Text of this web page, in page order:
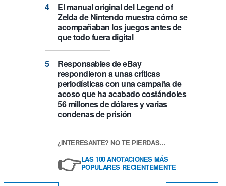
El manual original del Legend of
Zelda de Nintendo muestra cómo se
acompañaban los juegos antes de
que todo fuera digital
Responsables de eBay
respondieron a unas críticas
periodísticas con una campaña de
acoso que ha acabado costándoles
56 millones de dólares y varias
condenas de prisión
¿INTERESANTE? NO TE PIERDAS…
👉LAS 100 ANOTACIONES MÁS
POPULARES RECIENTEMENTE